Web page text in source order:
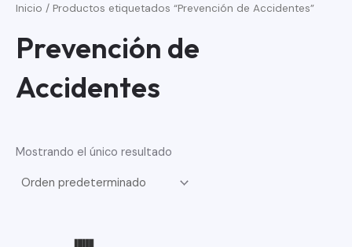
Inicio / Productos etiquetados “Prevención de Accidentes”
Prevención de
Accidentes
Mostrando el único resultado